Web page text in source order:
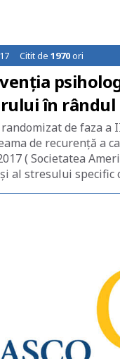
Citit de 1970ori
în
de faza a
de recurență
( Societatea
al stresului specific